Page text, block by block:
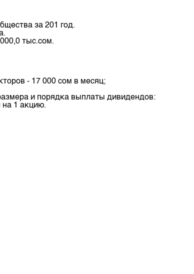
за 201 год.
тыс.сом.
- 17 000 сом в месяц;
и порядка выплаты дивидендов:
на 1 акцию.